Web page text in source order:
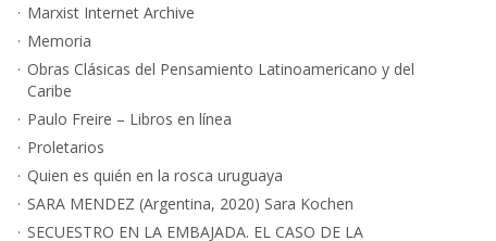
Marxist Internet Archive
Memoria
Obras Clásicas del Pensamiento Latinoamericano y del
Caribe
Paulo Freire – Libros en línea
Proletarios
Quien es quién en la rosca uruguaya
SARA MENDEZ (Argentina, 2020) Sara Kochen
SECUESTRO EN LA EMBAJADA. EL CASO DE LA